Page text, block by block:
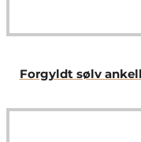
Forgyldt sølv